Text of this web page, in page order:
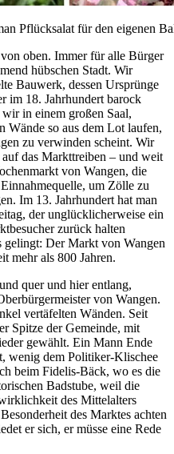
Pflücksalat für den eigenen
oben. Immer für alle Bürger
hübschen Stadt. Wir
Bauwerk, dessen Ursprünge
im 18. Jahrhundert barock
in einem großen Saal,
Wände so aus dem Lot laufen,
zu verwinden scheint. Wir
auf das Markttreiben – und weit
von Wangen, die
um Zölle zu
Im 13. Jahrhundert hat man
der unglücklicherweise ein
zurück halten
Der Markt von Wangen
mehr als 800 Jahren.
quer und hier entlang,
von Wangen.
vertäfelten Wänden. Seit
Spitze der Gemeinde, mit
gewählt. Ein Mann Ende
wenig dem Politiker-Klischee
beim Fidelis-Bäck, wo es die
Badstube, weil die
des Mittelalters
des Marktes achten
er sich, er müsse eine Rede